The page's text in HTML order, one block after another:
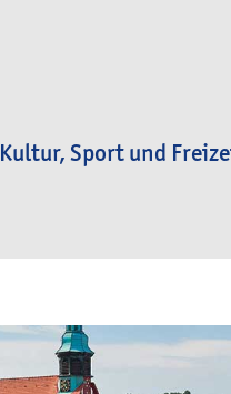
Kultur, Sport und